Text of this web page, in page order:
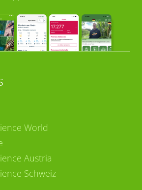
World
Austria
Schweiz